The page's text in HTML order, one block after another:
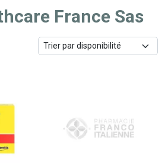
France Sas